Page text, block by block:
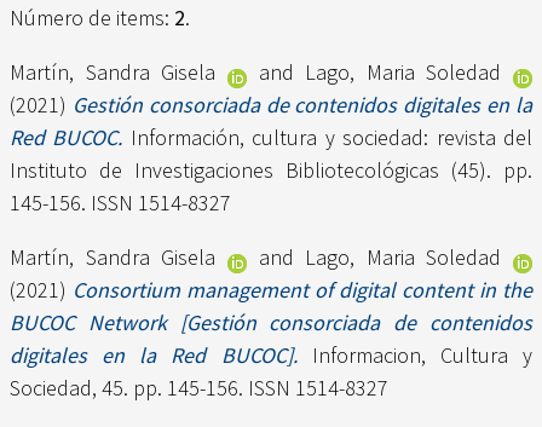
Número de items: 2.
Martín, Sandra Gisela
and Lago, Maria Soledad
(2021) Gestión consorciada de contenidos digitales en la
Red BUCOC. Información, cultura y sociedad: revista del
Instituto de Investigaciones Bibliotecológicas (45). pp.
145-156. ISSN 1514-8327
Martín, Sandra Gisela
and Lago, Maria Soledad
(2021) Consortium management of digital content in the
BUCOC Network [Gestión consorciada de contenidos
digitales en la Red BUCOC].Informacion, Cultura y
Sociedad, 45. pp. 145-156. ISSN 1514-8327